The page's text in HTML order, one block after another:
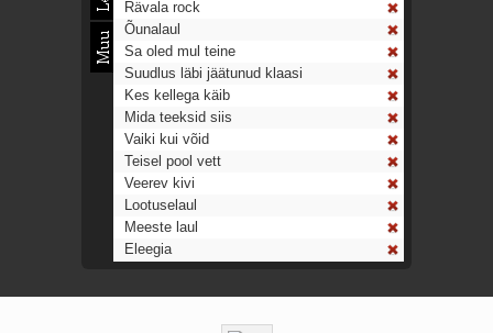
Rävala rock
Õunalaul
Sa oled mul teine
Suudlus läbi jäätunud klaasi
Kes kellega käib
Mida teeksid siis
Vaiki kui võid
Teisel pool vett
Veerev kivi
Lootuselaul
Meeste laul
Eleegia
Ahtumine